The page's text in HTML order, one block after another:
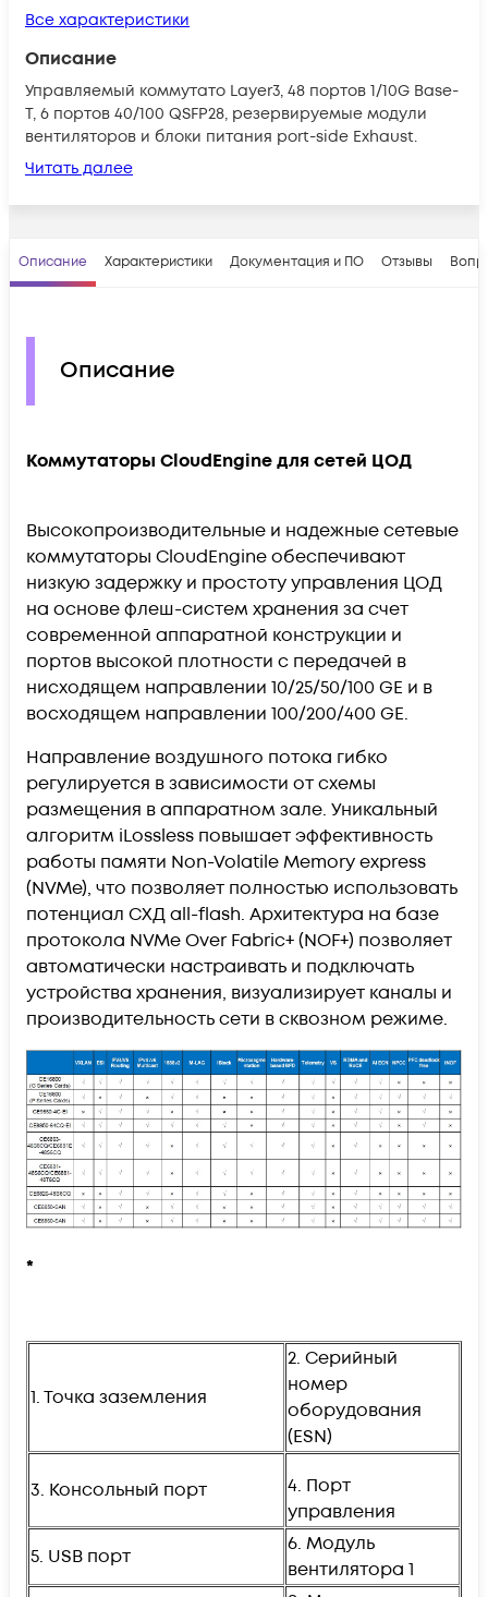
Все характеристики
Описание
Управляемый коммутато Layer3, 48 портов 1/10G Base-
T, 6 портов 40/100 QSFP28, резервируемые модули
вентиляторов и блоки питания port-side Exhaust.
Читать далее
Описание Характеристики Документация и ПО Отзывы
Описание
Коммутаторы CloudEngine для сетей ЦОД
Высокопроизводительные и надежные сетевые
коммутаторы CloudEngine обеспечивают
низкую задержку и простоту управления ЦОД
на основе флеш-систем хранения за счет
современной аппаратной конструкции и
портов высокой плотности с передачей в
нисходящем направлении 10/25/50/100 GE и в
восходящем направлении 100/200/400 GE.
Направление воздушного потока гибко
регулируется в зависимости от схемы
размещения в аппаратном зале. Уникальный
алгоритм iLossless повышает эффективность
работы памяти Non-Volatile Memory express
(NVMe), что позволяет полностью использовать
потенциал СХД all-flash. Архитектура на базе
протокола NVMe Over Fabric+ (NOF+) позволяет
автоматически настраивать и подключать
устройства хранения, визуализирует каналы и
производительность сети в сквозном режиме.
*
1. Точка заземления
2. Серийный
номер
оборудования
(ESN)
3. Консольный порт
4. Порт
управления
5. USB порт
6. Модуль
вентилятора 1